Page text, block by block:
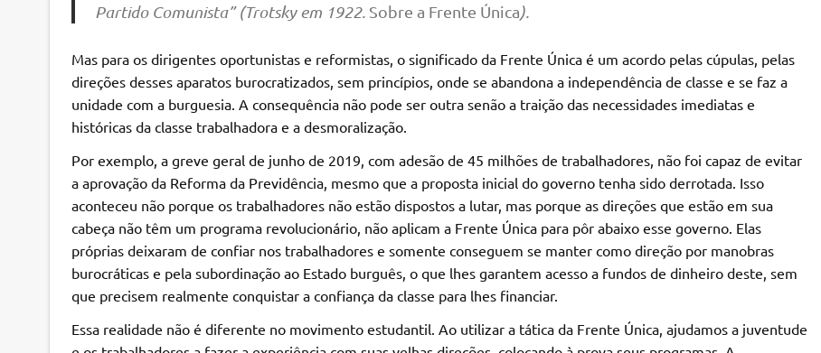
Partido Comunista” (Trotsky em 1922. Sobre a Frente Única).
Mas para os dirigentes oportunistas e reformistas, o significado da Frente Única é um acordo pelas cúpulas, pelas
direções desses aparatos burocratizados, sem princípios, onde se abandona a independência de classe e se faz a
unidade com a burguesia. A consequência não pode ser outra senão a traição das necessidades imediatas e
históricas da classe trabalhadora e a desmoralização.
Por exemplo, a greve geral de junho de 2019, com adesão de 45 milhões de trabalhadores, não foi capaz de evitar
a aprovação da Reforma da Previdência, mesmo que a proposta inicial do governo tenha sido derrotada. Isso
aconteceu não porque os trabalhadores não estão dispostos a lutar, mas porque as direções que estão em sua
cabeça não têm um programa revolucionário, não aplicam a Frente Única para pôr abaixo esse governo. Elas
próprias deixaram de confiar nos trabalhadores e somente conseguem se manter como direção por manobras
burocráticas e pela subordinação ao Estado burguês, o que lhes garantem acesso a fundos de dinheiro deste, sem
que precisem realmente conquistar a confiança da classe para lhes financiar.
Essa realidade não é diferente no movimento estudantil. Ao utilizar a tática da Frente Única, ajudamos a juventude